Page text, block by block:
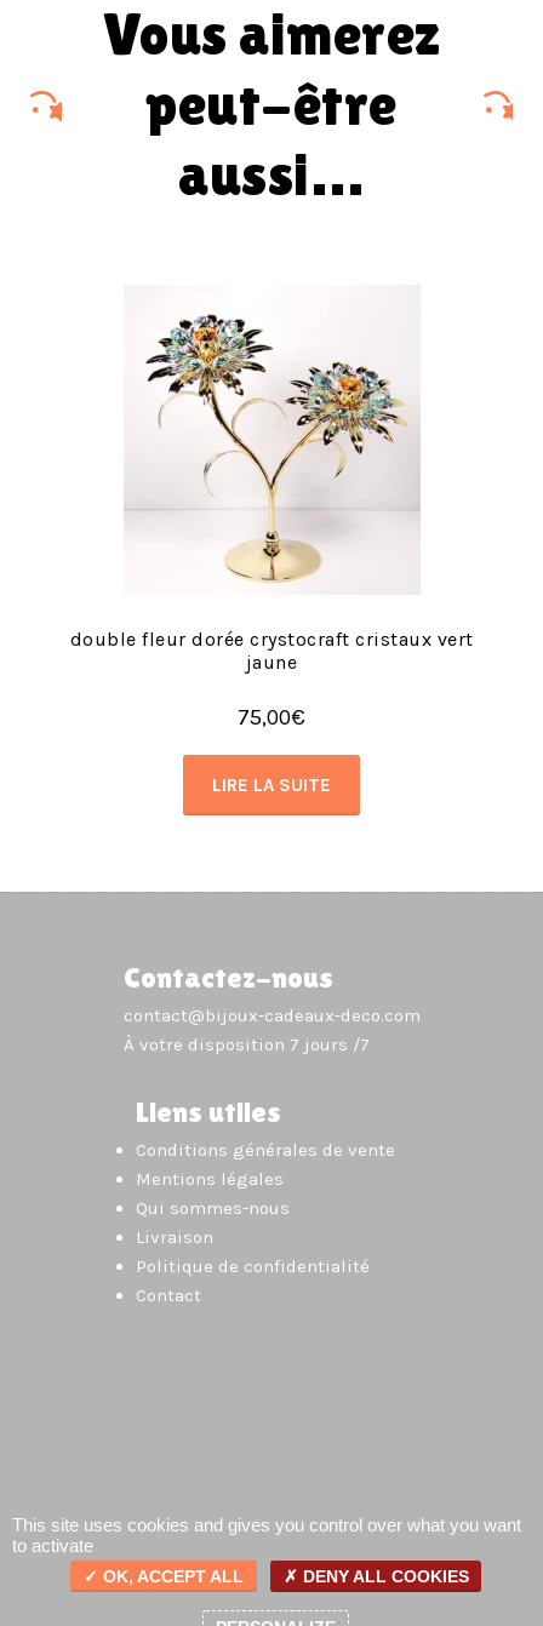
vous aimerez
peut-être
aussi…
double fleur dorée crystocraft cristaux vert
jaune
75,00€
LIRE LA SUITE
Contactez-nous
contact@bijoux-cadeaux-deco.com
À votre disposition 7 jours /7
Liens utiles
Conditions générales de vente
Mentions légales
Qui sommes-nous
Livraison
Politique de confidentialité
Contact
This site uses cookies and gives you control over what you want
to activate
OK, ACCEPT ALL DENY ALL COOKIES